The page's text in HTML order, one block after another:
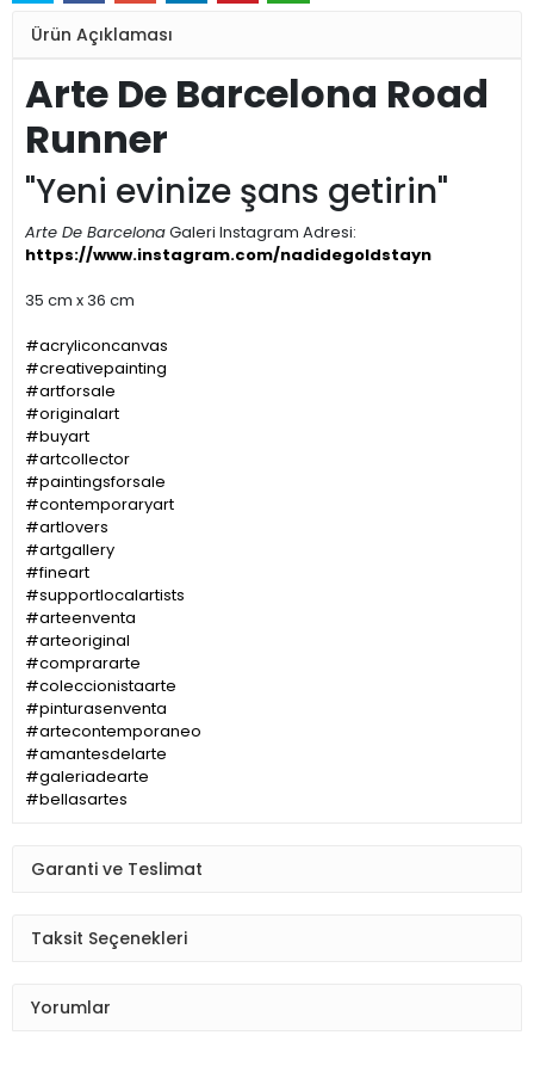
Ürün Açıklaması
Arte De Barcelona Road
Runner
"Yeni evinize şans getirin"
Arte De BarcelonaGaleri Instagram Adresi:
https://www.instagram.com/nadidegoldstayn
35 cm x 36 cm
#acryliconcanvas
#creativepainting
#artforsale
#originalart
#buyart
#artcollector
#paintingsforsale
#contemporaryart
#artlovers
#artgallery
#fineart
#supportlocalartists
#arteenventa
#arteoriginal
#comprararte
#coleccionistaarte
#pinturasenventa
#artecontemporaneo
#amantesdelarte
#galeriadearte
#bellasartes
Garanti ve Teslimat
Taksit Seçenekleri
Yorumlar